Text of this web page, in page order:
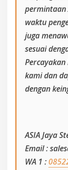
permintaan
waktu
juga
sesuai
kami dan
dengan
ASIA Jaya
Email :
WA 1 :